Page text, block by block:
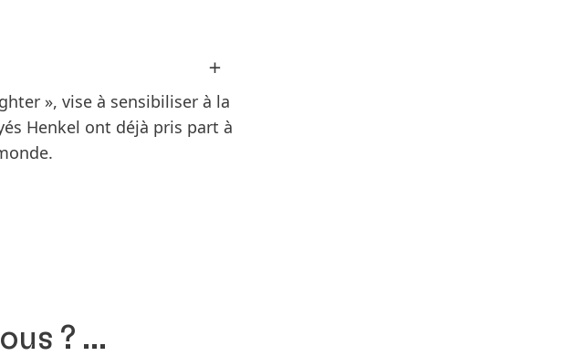
Ouvrir
limage
Lightbox
», vise à sensibiliser à la
Henkel ont déjà pris part à
? …